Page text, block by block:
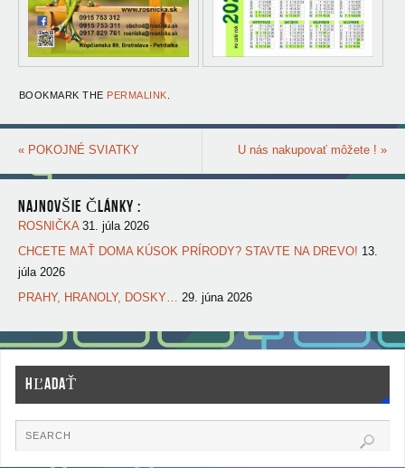
BOOKMARK THE PERMALINK
«POKOJNÉ SVIATKY U nás nakupovať môžete !»
NAJNOVŠIE ČLÁNKY :
ROSNIČKA 31. júla 2026
CHCETE MAŤ DOMA KÚSOK PRÍRODY? STAVTE NA DREVO! 13.
júla 2026
PRAHY, HRANOLY, DOSKY… 29. júna 2026
HĽADAŤ